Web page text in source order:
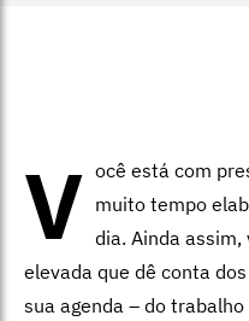
V ocê está com
muito tempo
dia. Ainda
elevada que dê conta
sua agenda – do